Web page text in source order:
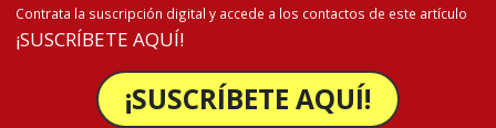
Contrata la suscripción digital y accede a los contactos de este artículo
¡SUSCRÍBETE AQUÍ!
¡SUSCRÍBETE AQUÍ!